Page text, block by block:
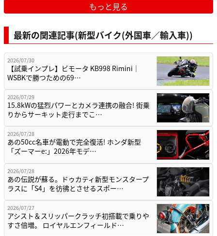
もっと見る
最新の関連記事(新型バイク(外国車／輸入車))
2026/07/30
【試乗インプレ】ビモータ KB998 Rimini｜
WSBKで勝つための69…
2026/07/29
15.8kWの猛烈パワーとカメラ連携の融合! 街乗
りからサーキット走行までこ…
2026/07/28
あの50cc名車が電動で完全復活! ホンダ新型
「ズーマーe:」2026年モデ…
2026/07/28
あの伝説が蘇る。ドゥカティ新型モンスタープ
ラスに「S4」を彷彿とさせるスポー…
2026/07/27
アシスト＆スリッパークラッチ初搭載で乗りや
すさ倍増。 ロイヤルエンフィールド…